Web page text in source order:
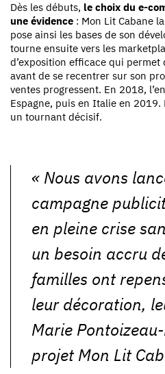
Dès les débuts, le choix du e-
une évidence : Mon Lit Cabane
pose ainsi les bases de son
tourne ensuite vers les
d’exposition efficace qui permet
avant de se recentrer sur son
ventes progressent. En 2018,
Espagne, puis en Italie en 2019.
un tournant décisif.
« Nous avons
campagne
en pleine crise
un besoin accru
familles ont
leur décoration,
Marie
projet Mon Lit